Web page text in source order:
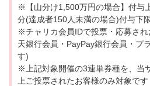
※【山分け1,500万円の場合】付与
分(達成者150人未満の場合)付与下
※チャリカ会員IDで投票・応募さ
天銀行会員・PayPay銀行会員・プ
す)
※上記対象開催の3連単券種を、当
上ご投票されたお客様のみ対象です